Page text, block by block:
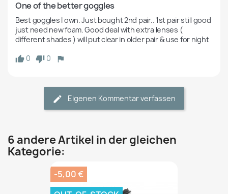
One of the better goggles
Best goggles I own. Just bought 2nd pair.. 1st pair still good
just need new foam. Good deal with extra lenses (
different shades ) will put clear in older pair & use for night
0
0
Eigenen Kommentar verfassen
6 andere Artikel in der gleichen
Kategorie:
-5,00 €